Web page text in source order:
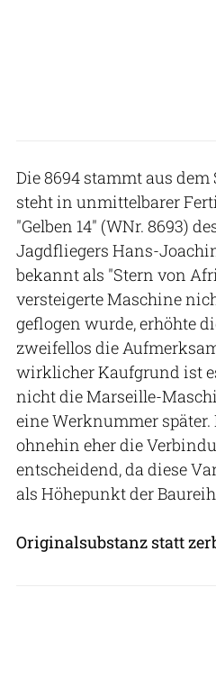
Die 8694 stammt aus dem
steht in unmittelbarer
"Gelben 14" (WNr. 8693)
Jagdfliegers Hans-
bekannt als "Stern von
versteigerte Maschine
geflogen wurde, erhöhte
zweifellos die
wirklicher Kaufgrund ist
nicht die Marseille-
eine Werknummer
ohnehin eher die
entscheidend, da diese
als Höhepunkt der
Originalsubstanz statt